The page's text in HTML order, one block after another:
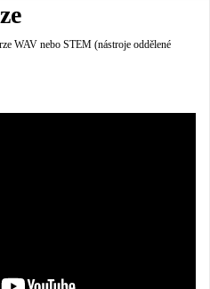
WAV nebo STEM (nástroje oddělené